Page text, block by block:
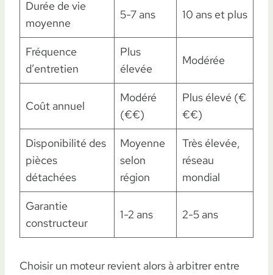
Durée de vie
moyenne
5-7 ans 10 ans et plus
Fréquence
d’entretien
Plus
élevée
Modérée
Coût annuel
Modéré
(€€)
Plus élevé (€
€€)
Disponibilité des
pièces
détachées
Moyenne
selon
région
Très élevée,
réseau
mondial
Garantie
constructeur
1-2 ans 2-5 ans
Choisir un moteur revient alors à arbitrer entre